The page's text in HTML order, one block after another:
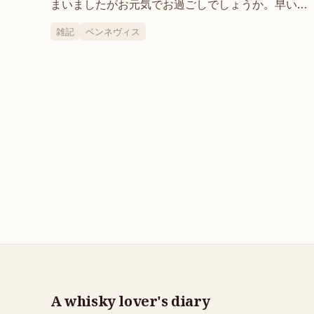
まいましたがお元気でお過ごしでしょうか。早いも
雑記 ベンネヴィス
A whisky lover's diary